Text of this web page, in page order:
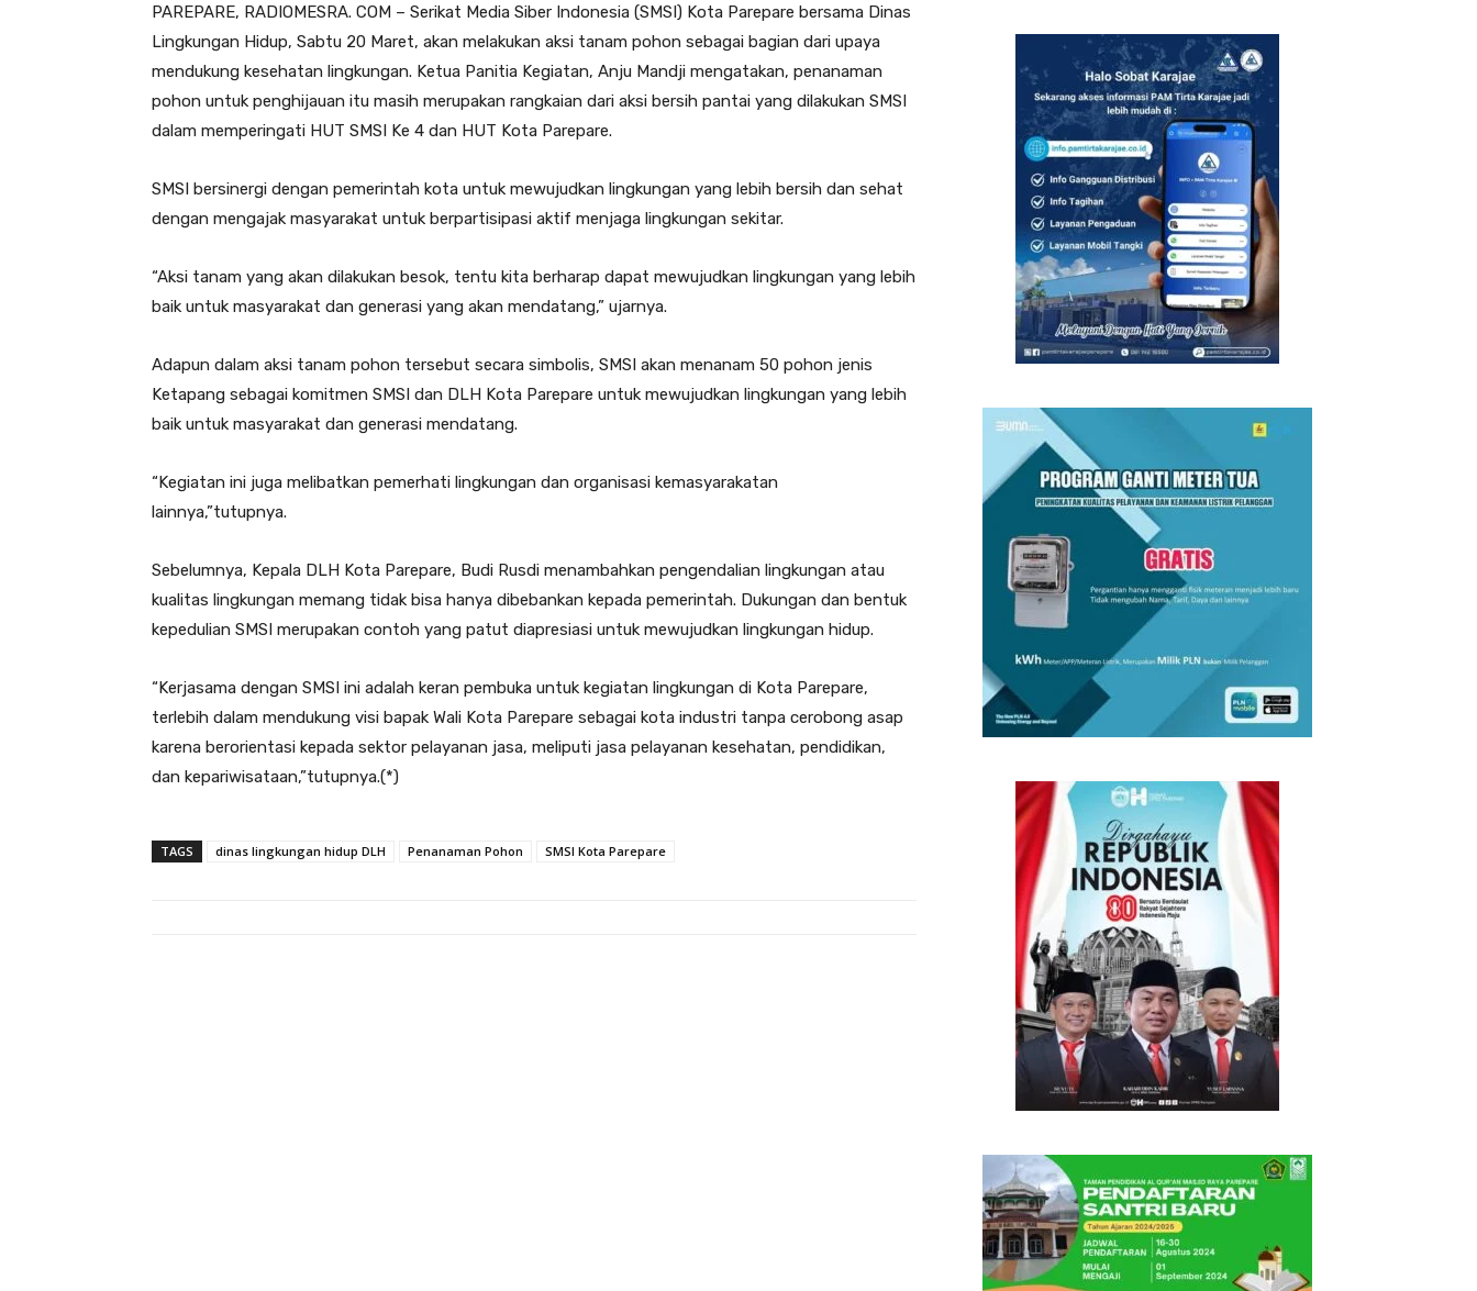
PAREPARE, RADIOMESRA. COM – Serikat Media Siber Indonesia (SMSI) Kota Parepare bersama Dinas
Lingkungan Hidup, Sabtu 20 Maret, akan melakukan aksi tanam pohon sebagai bagian dari upaya
mendukung kesehatan lingkungan. Ketua Panitia Kegiatan, Anju Mandji mengatakan, penanaman
pohon untuk penghijauan itu masih merupakan rangkaian dari aksi bersih pantai yang dilakukan SMSI
dalam memperingati HUT SMSI Ke 4 dan HUT Kota Parepare.
SMSI bersinergi dengan pemerintah kota untuk mewujudkan lingkungan yang lebih bersih dan sehat
dengan mengajak masyarakat untuk berpartisipasi aktif menjaga lingkungan sekitar.
“Aksi tanam yang akan dilakukan besok, tentu kita berharap dapat mewujudkan lingkungan yang lebih
baik untuk masyarakat dan generasi yang akan mendatang,” ujarnya.
Adapun dalam aksi tanam pohon tersebut secara simbolis, SMSI akan menanam 50 pohon jenis
Ketapang sebagai komitmen SMSI dan DLH Kota Parepare untuk mewujudkan lingkungan yang lebih
baik untuk masyarakat dan generasi mendatang.
“Kegiatan ini juga melibatkan pemerhati lingkungan dan organisasi kemasyarakatan
lainnya,”tutupnya.
Sebelumnya, Kepala DLH Kota Parepare, Budi Rusdi menambahkan pengendalian lingkungan atau
kualitas lingkungan memang tidak bisa hanya dibebankan kepada pemerintah. Dukungan dan bentuk
kepedulian SMSI merupakan contoh yang patut diapresiasi untuk mewujudkan lingkungan hidup.
“Kerjasama dengan SMSI ini adalah keran pembuka untuk kegiatan lingkungan di Kota Parepare,
terlebih dalam mendukung visi bapak Wali Kota Parepare sebagai kota industri tanpa cerobong asap
karena berorientasi kepada sektor pelayanan jasa, meliputi jasa pelayanan kesehatan, pendidikan,
dan kepariwisataan,”tutupnya.(*)
TAGS dinas lingkungan hidup DLH Penanaman Pohon SMSI Kota Parepare